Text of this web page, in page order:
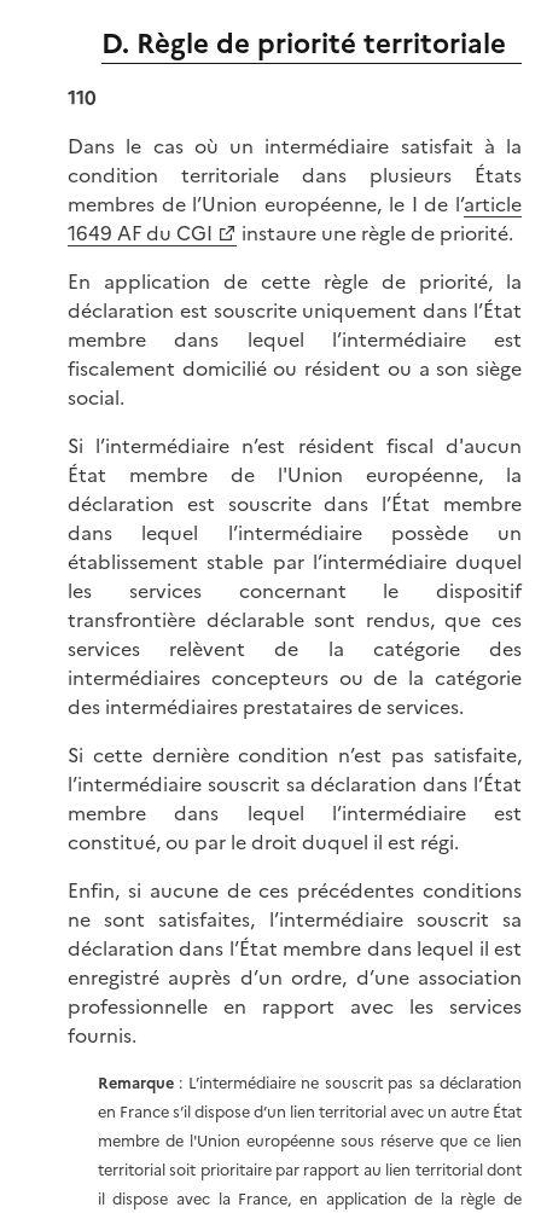
D. Règle de priorité territoriale
110
Dans le cas où un intermédiaire satisfait à la
condition territoriale dans plusieurs États
membres de l’Union européenne, le I de l’article
1649 AF du CGI
instaure une règle de priorité.
En application de cette règle de priorité, la
déclaration est souscrite uniquement dans l’État
membre dans lequel l’intermédiaire est
fiscalement domicilié ou résident ou a son siège
social.
Si l’intermédiaire n’est résident fiscal d'aucun
État membre de l'Union européenne, la
déclaration est souscrite dans l’État membre
dans lequel l’intermédiaire possède un
établissement stable par l’intermédiaire duquel
les services concernant le dispositif
transfrontière déclarable sont rendus, que ces
services relèvent de la catégorie des
intermédiaires concepteurs ou de la catégorie
des intermédiaires prestataires de services.
Si cette dernière condition n’est pas satisfaite,
l’intermédiaire souscrit sa déclaration dans l’État
membre dans lequel l’intermédiaire est
constitué, ou par le droit duquel il est régi.
Enfin, si aucune de ces précédentes conditions
ne sont satisfaites, l’intermédiaire souscrit sa
déclaration dans l’État membre dans lequel il est
enregistré auprès d’un ordre, d’une association
professionnelle en rapport avec les services
fournis.
Remarque: L’intermédiaire ne souscrit pas sa déclaration
en France s’il dispose d’un lien territorial avec un autre État
membre de l'Union européenne sous réserve que ce lien
territorial soit prioritaire par rapport au lien territorial dont
il dispose avec la France, en application de la règle de